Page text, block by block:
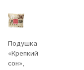
Подушка
«Крепкий
сон»,